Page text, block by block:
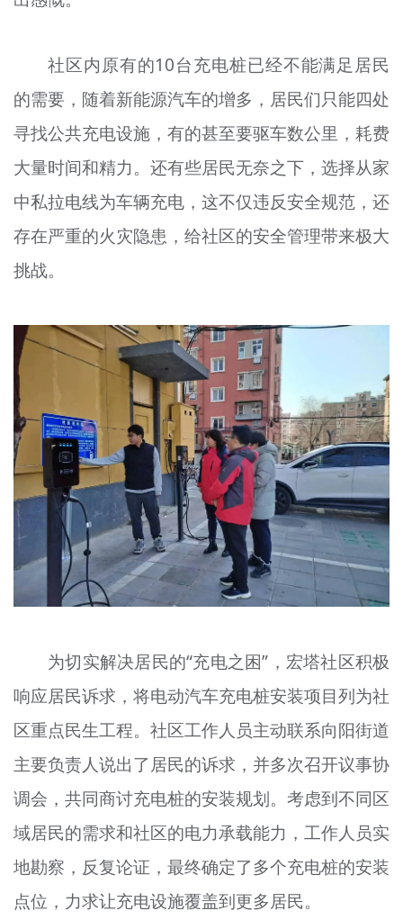
北京宣传文化引导基金
宣传思想文化人才
专题
资料库
+
社区内原有的10台充电桩已经不能满足居民
的需要，随着新能源汽车的增多，居民们只能四处
寻找公共充电设施，有的甚至要驱车数公里，耗费
大量时间和精力。还有些居民无奈之下，选择从家
中私拉电线为车辆充电，这不仅违反安全规范，还
存在严重的火灾隐患，给社区的安全管理带来极大
挑战。
为切实解决居民的“充电之困”，宏塔社区积极
响应居民诉求，将电动汽车充电桩安装项目列为社
区重点民生工程。社区工作人员主动联系向阳街道
主要负责人说出了居民的诉求，并多次召开议事协
调会，共同商讨充电桩的安装规划。考虑到不同区
域居民的需求和社区的电力承载能力，工作人员实
地勘察，反复论证，最终确定了多个充电桩的安装
点位，力求让充电设施覆盖到更多居民。